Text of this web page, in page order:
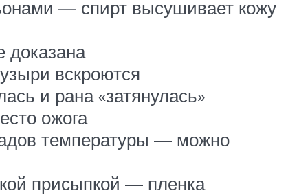
— спирт высушивает кожу
доказана
вскроются
и рана «затянулась»
ожога
температуры — можно
присыпкой — пленка